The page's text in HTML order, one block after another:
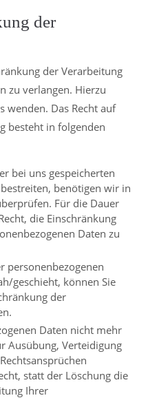
der
der Verarbeitung
zu verlangen. Hierzu
wenden. Das Recht auf
besteht in folgenden
bei uns gespeicherten
benötigen wir in
Für die Dauer
die Einschränkung
Daten zu
personenbezogenen
geschieht, können Sie
der
Daten nicht mehr
Ausübung, Verteidigung
statt der Löschung die
Ihrer